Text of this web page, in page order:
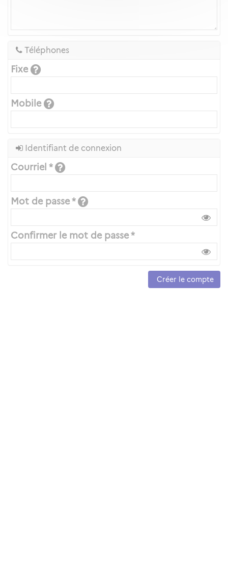
Téléphones
Fixe
Mobile
Identifiant de connexion
Courriel *
Mot de passe *
Confirmer le mot de passe *
Créer le compte